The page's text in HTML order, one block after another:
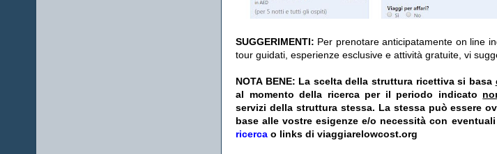
SUGGERIMENTI: Per prenotare anticipatamente on line
tour guidati, esperienze esclusive e attività gratuite, vi
NOTA BENE: La scelta della struttura ricettiva si basa
al momento della ricerca per il periodo indicato
servizi della struttura stessa. La stessa può essere
base alle vostre esigenze e/o necessità con
ricerca o links di viaggiarelowcost.org